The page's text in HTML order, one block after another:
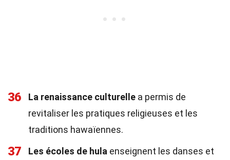
36 La renaissance culturelle a permis de
revitaliser les pratiques religieuses et les
traditions hawaïennes.
37 Les écoles de hula enseignent les danses et